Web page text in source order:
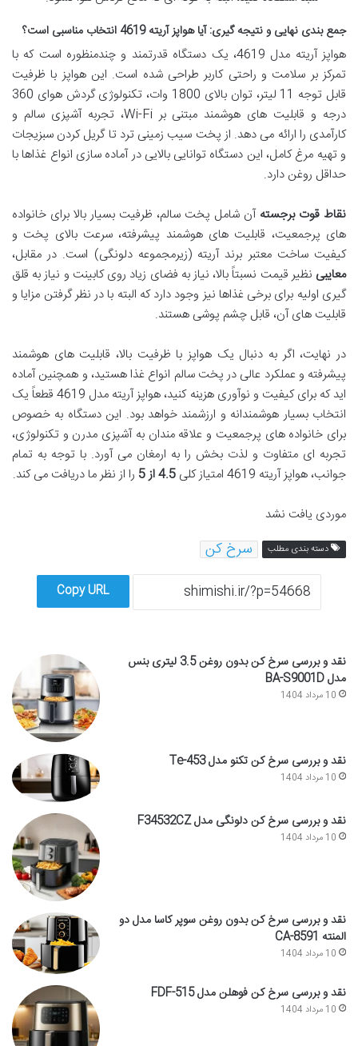
جمع بندی نهایی و نتیجه گیری: آیا هواپز آریته 4619 انتخاب مناسبی است؟
هواپز آریته مدل 4619، یک دستگاه قدرتمند و چندمنظوره است که با
تمرکز بر سلامت و راحتی کاربر طراحی شده است. این هواپز با ظرفیت
قابل توجه 11 لیتر، توان بالای 1800 وات، تکنولوژی گردش هوای 360
درجه و قابلیت های هوشمند مبتنی بر Wi-Fi، تجربه آشپزی سالم و
کارآمدی را ارائه می دهد. از پخت سیب زمینی ترد تا گریل کردن سبزیجات
و تهیه مرغ کامل، این دستگاه توانایی بالایی در آماده سازی انواع غذاها با
حداقل روغن دارد.
نقاط قوت برجسته آن شامل پخت سالم، ظرفیت بسیار بالا برای خانواده
های پرجمعیت، قابلیت های هوشمند پیشرفته، سرعت بالای پخت و
کیفیت ساخت معتبر برند آریته (زیرمجموعه دلونگی) است. در مقابل،
معایبی نظیر قیمت نسبتاً بالا، نیاز به فضای زیاد روی کابینت و نیاز به قلق
گیری اولیه برای برخی غذاها نیز وجود دارد که البته با در نظر گرفتن مزایا و
قابلیت های آن، قابل چشم پوشی هستند.
در نهایت، اگر به دنبال یک هواپز با ظرفیت بالا، قابلیت های هوشمند
پیشرفته و عملکرد عالی در پخت سالم انواع غذا هستید، و همچنین آماده
اید که برای کیفیت و نوآوری هزینه کنید، هواپز آریته مدل 4619 قطعاً یک
انتخاب بسیار هوشمندانه و ارزشمند خواهد بود. این دستگاه به خصوص
برای خانواده های پرجمعیت و علاقه مندان به آشپزی مدرن و تکنولوژی،
تجربه ای متفاوت و لذت بخش را به ارمغان می آورد. با توجه به تمام
جوانب، هواپز آریته 4619 امتیاز کلی
4.5 از 5
را از نظر ما دریافت می کند.
موردی یافت نشد
دسته بندی مطلب سرخ کن
Copy URL
نقد و بررسی سرخ کن بدون روغن 3.5 لیتری بنس
مدل BA-S9001D
10 مرداد 1404
نقد و بررسی سرخ کن تکنو مدل Te-453
10 مرداد 1404
نقد و بررسی سرخ کن دلونگی مدل F34532CZ
10 مرداد 1404
نقد و بررسی سرخ کن بدون روغن سوپر کاسا مدل دو
المنته CA-8591
10 مرداد 1404
نقد و بررسی سرخ کن فوهلن مدل FDF-515
10 مرداد 1404